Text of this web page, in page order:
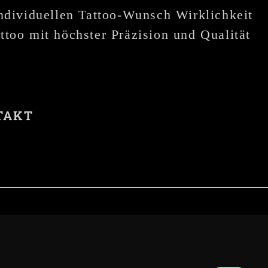
Tattoo-Wunsch Wirklichkeit
mit höchster Präzision und Qualität